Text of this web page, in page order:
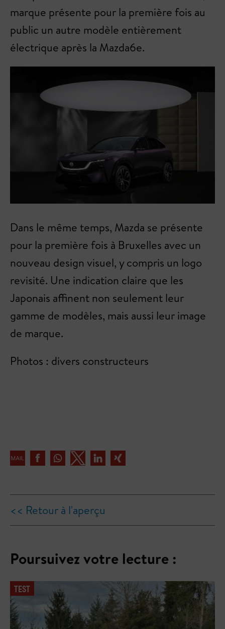
marque présente pour la première fois au
public un autre modèle entièrement
électrique après la Mazda6e.
Dans le même temps, Mazda se présente
pour la première fois à Bruxelles avec un
nouveau design visuel, y compris un logo
revisité. Une indication claire que les
Japonais affinent non seulement leur
gamme de modèles, mais aussi leur image
de marque.
Photos : divers constructeurs
<< Retour à l'aperçu
Poursuivez votre lecture :
TEST